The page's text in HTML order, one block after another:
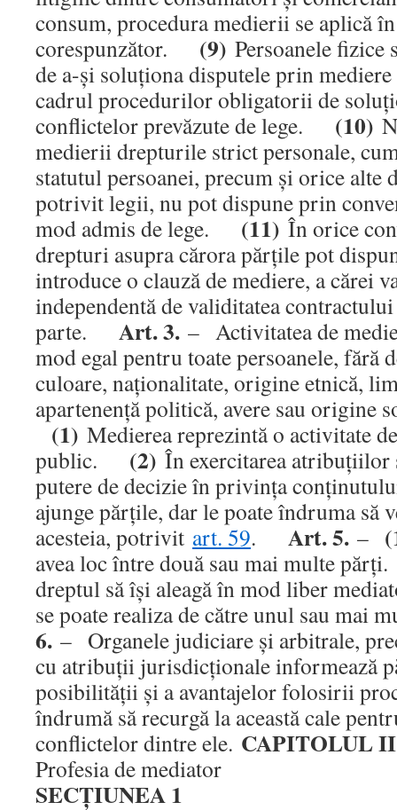
consum, procedura medierii se aplică
corespunzător. (9) Persoanele
de a-şi soluţiona disputele prin
cadrul procedurilor obligatorii de
conflictelor prevăzute de lege. (10)
medierii drepturile strict personale,
statutul persoanei, precum şi orice alte
potrivit legii, nu pot dispune prin
mod admis de lege. (11) În orice
drepturi asupra cărora părţile pot
introduce o clauză de mediere, a cărei
independentă de validitatea
parte. Art. 3. – Activitatea de
mod egal pentru toate persoanele, fără
culoare, naţionalitate, origine etnică,
apartenenţă politică, avere sau
(1) Medierea reprezintă o activitate
public. (2) În exercitarea atribuţiilor
putere de decizie în privinţa
ajunge părţile, dar le poate îndruma să
acesteia, potrivit art. 59. Art. 5. –
avea loc între două sau mai multe
dreptul să îşi aleagă în mod liber
se poate realiza de către unul sau
6. – Organele judiciare şi arbitrale,
cu atribuţii jurisdicţionale informează
posibilităţii şi a avantajelor folosirii
îndrumă să recurgă la această cale
conflictelor dintre ele. CAPITOLUL II
Profesia de mediator
SECŢIUNEA 1